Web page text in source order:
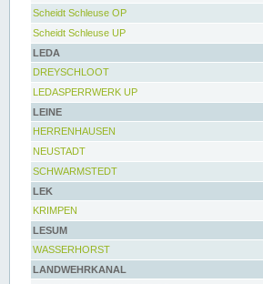
Scheidt Schleuse OP
Scheidt Schleuse UP
LEDA
DREYSCHLOOT
LEDASPERRWERK UP
LEINE
HERRENHAUSEN
NEUSTADT
SCHWARMSTEDT
LEK
KRIMPEN
LESUM
WASSERHORST
LANDWEHRKANAL